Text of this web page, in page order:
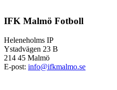
IFK Malmö Fotboll
Heleneholms IP
Ystadvägen 23 B
214 45 Malmö
E-post: info@ifkmalmo.se